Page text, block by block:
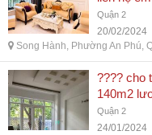
quận 2
Quận 2
20/02/2024
Song Hành, Phường An Phú,
???? cho
140m2
phường
Quận 2
24/01/2024